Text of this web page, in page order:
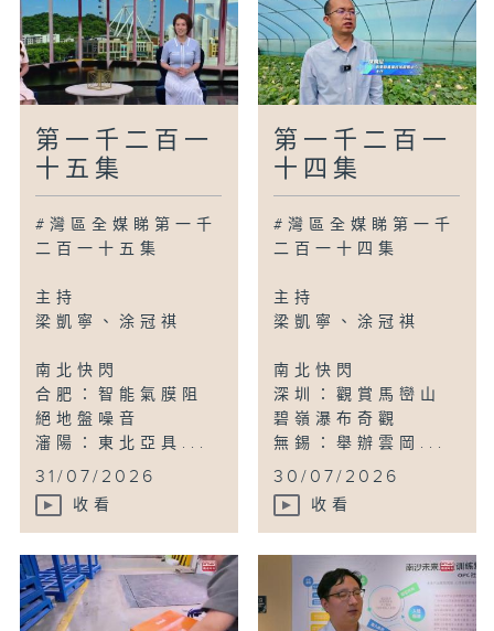
第一千二百一
十五集
#灣區全媒睇第一千
二百一十五集
主持
梁凱寧、涂冠祺
南北快閃
合肥：智能氣膜阻
絕地盤噪音
瀋陽：東北亞具...
31/07/2026
收看
第一千二百一
十四集
#灣區全媒睇第一千
二百一十四集
主持
梁凱寧、涂冠祺
南北快閃
深圳：觀賞馬巒山
碧嶺瀑布奇觀
無錫：舉辦雲岡...
30/07/2026
收看